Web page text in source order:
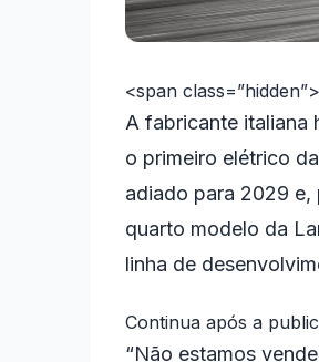
<span
A fabricante italiana
o primeiro elétrico
adiado para 2029
quarto modelo da
linha de
Continua após a
“Não estamos